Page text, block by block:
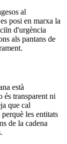
al
posi en marxa la
d'urgència
als pantans de
està
és transparent ni
que cal
les entitats
de la cadena